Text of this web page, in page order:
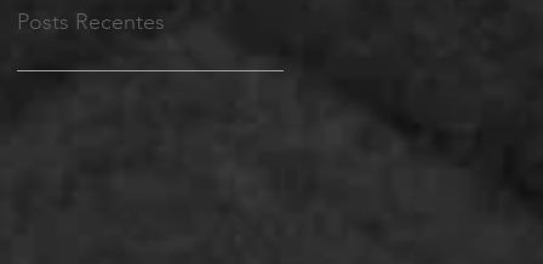
Posts Recentes